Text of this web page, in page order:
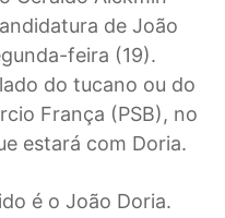
de João
feira (19).
do tucano ou do
França (PSB), no
estará com Doria.
é o João Doria.